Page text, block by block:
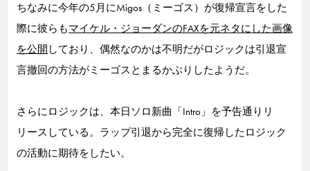
ちなみに今年の5月にMigos（ミーゴス）が復帰宣言をした
際に彼らもマイケル・ジョーダンのFAXを元ネタにした画像
を公開 しており、偶然なのかは不明だがロジックは引退宣
言撤回の方法がミーゴスとまるかぶりしたようだ。
さらにロジックは、本日ソロ新曲「Intro」を予告通りリ
リースしている。ラップ引退から完全に復帰したロジック
の活動に期待をしたい。